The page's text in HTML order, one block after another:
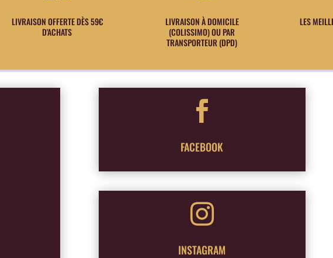
LIVRAISON OFFERTE DÈS 59€
D'ACHATS
LIVRAISON À DOMICILE
(COLISSIMO) OU PAR
TRANSPORTEUR (DPD)
LES

FACEBOOK

INSTAGRAM